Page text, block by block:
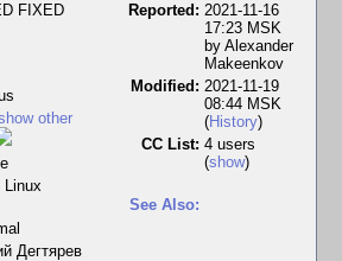
FIXED
other
Linux
Дегтярев
Reported: 2021-11-16
17:23 MSK
by Alexander
Makeenkov
Modified: 2021-11-19
08:44 MSK
(History)
CC List: 4 users
(show)
See Also: